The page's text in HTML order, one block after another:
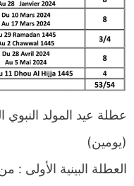
(يومين)